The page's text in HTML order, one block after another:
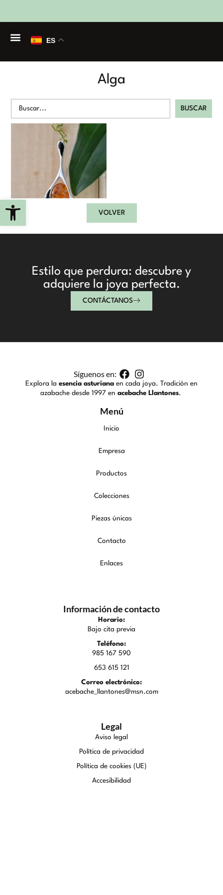
Abrir barra de herramientas
ES
Alga
BUSCAR
Alga azabache y
ambar
VOLVER
Estilo que perdura: descubre y
adquiere la joya perfecta.
CONTÁCTANOS
Síguenos en:
Explora la esencia asturiana en cada joya. Tradición en
azabache desde 1997 en acebache Llantones.
Menú
Inicio
Empresa
Productos
Colecciones
Piezas únicas
Contacto
Enlaces
Información de contacto
Horario:
Bajo cita previa
Teléfono:
985 167 590
653 615 121
Correo electrónico:
acebache_llantones@msn.com
Legal
Aviso legal
Política de privacidad
Política de cookies (UE)
Accesibilidad